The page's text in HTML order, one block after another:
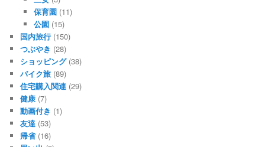
保育園(11)
公園(15)
国内旅行 (150)
つぶやき (28)
ショッピング(38)
バイク旅 (89)
住宅購入関連 (29)
健康 (7)
動画付き (1)
友達 (53)
帰省(16)